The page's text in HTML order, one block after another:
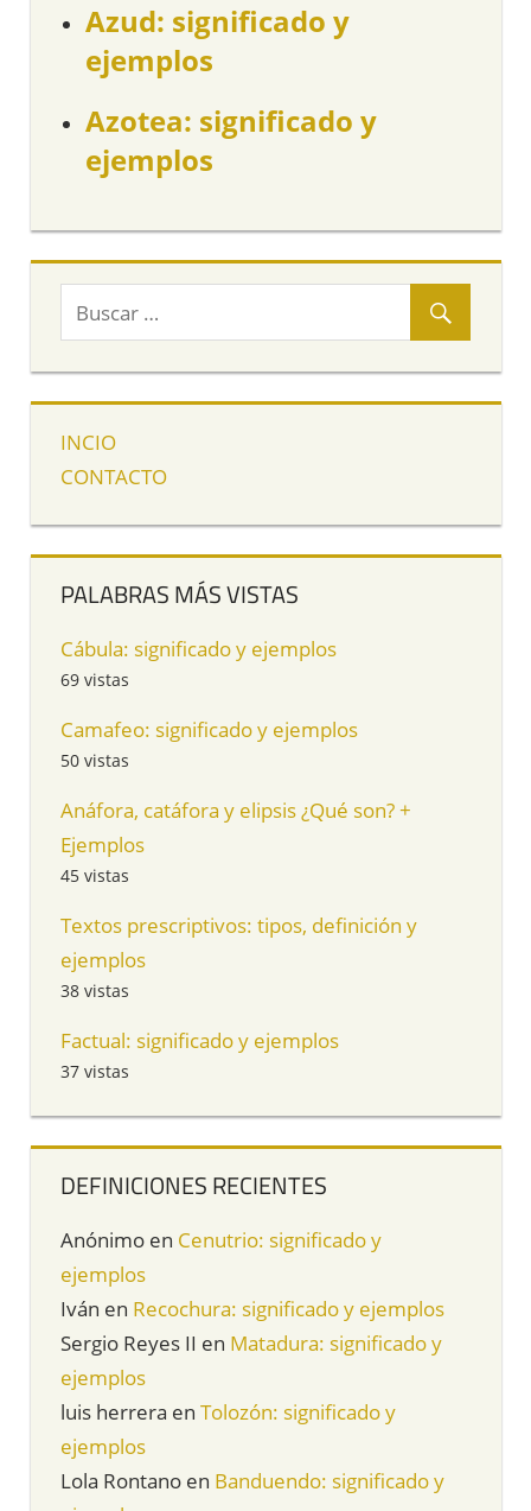
Azud: significado y
ejemplos
Azotea: significado y
ejemplos
INCIO
CONTACTO
PALABRAS MÁS VISTAS
Cábula: significado y ejemplos
69 vistas
Camafeo: significado y ejemplos
50 vistas
Anáfora, catáfora y elipsis ¿Qué son? +
Ejemplos
45 vistas
Textos prescriptivos: tipos, definición y
ejemplos
38 vistas
Factual: significado y ejemplos
37 vistas
DEFINICIONES RECIENTES
Anónimo en Cenutrio: significado y
ejemplos
Iván en Recochura: significado y ejemplos
Sergio Reyes II en Matadura: significado y
ejemplos
luis herrera en Tolozón: significado y
ejemplos
Lola Rontano en Banduendo: significado y